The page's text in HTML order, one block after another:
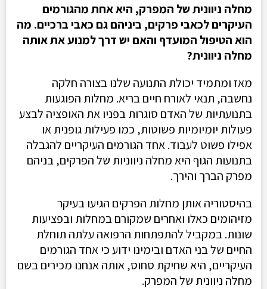
מחלה ניוונית של המפרק, היא אחת מהגורמים
העיקרים לכאבי פרקים, ביניהם גם כאבי ברכיים. מה
הוא הטיפול המועדף והאם יש דרך למנוע את אותה
מחלה ניוונית?
מאז ומתמיד יכולת התנועה שלנו בצורה חלקה
נחשבה, תנאי לאורח חיים בריא. מחלות הפוגעות
בתנועתיות של האדם סוגרות בפניו את האופציה לבצע
פעולות יומיומיות פשוטות, כמו פעילות גופנית או
אפילו פשוט לעבוד. אחד הגורמים העיקריים להגבלה
בתנועות הגוף היא מחלה ניווניות של הפרקים, בניהם
מפרק הברך והירך.
בהיסטוריה אותן מחלות הפרקים הגיעו בעיקר
מזיהומים כאלו ואחרים שמקורם במחלות ובפציעות
שונות. במקביל להתפתחות הרפואה עלתה תוחלת
החיים של בני האדם ובימינו ידוע כי אחד הגורמים
העיקריים, היא שחיקת סחוס, אותה אנחנו מכירים בשם
מחלה ניוונית של המפרק.